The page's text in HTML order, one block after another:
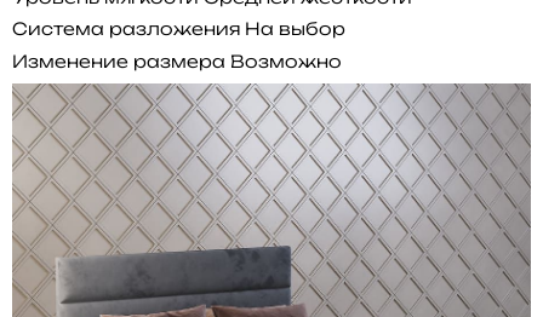
Система разложения На выбор
Изменение размера Возможно